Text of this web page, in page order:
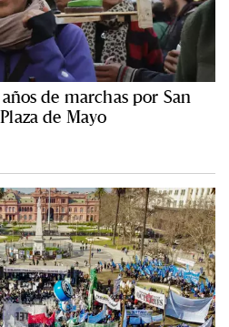
de marchas por San
de Mayo